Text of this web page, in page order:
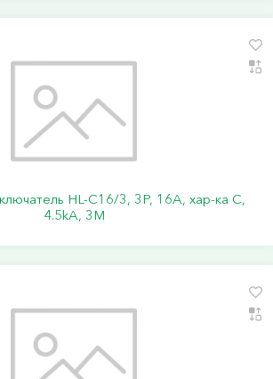
HL-C16/3, 3P, 16A, хар-ка C,
4.5kA, 3M